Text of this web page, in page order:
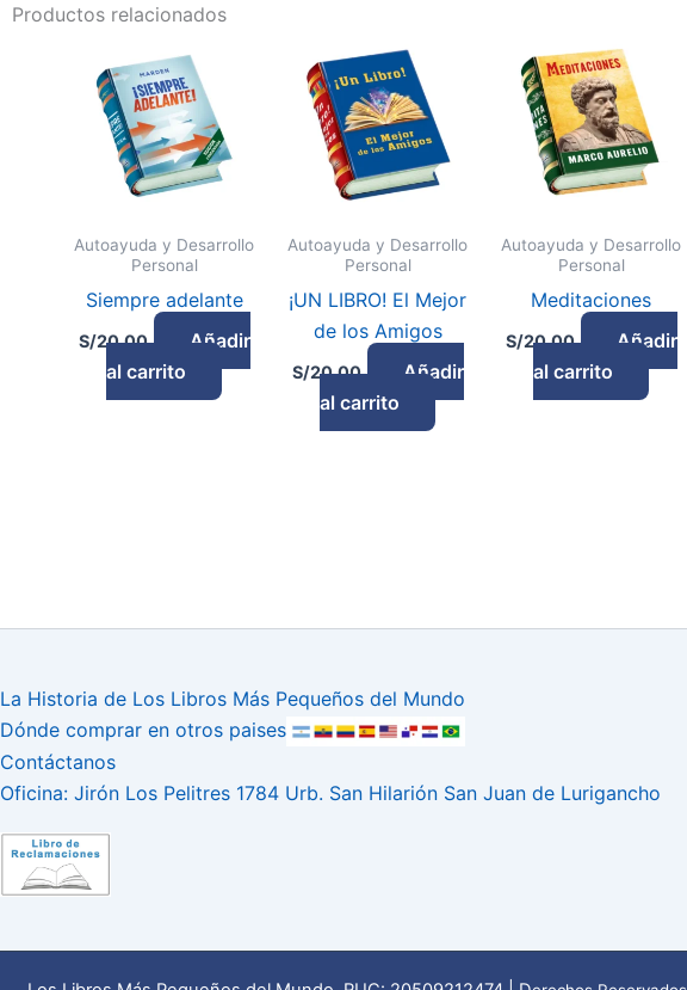
Productos relacionados
Autoayuda y Desarrollo
Personal
Siempre adelante
S/20.00
Añadir
al carrito
Autoayuda y Desarrollo
Personal
¡UN LIBRO! El Mejor
de los Amigos
S/20.00
Añadir
al carrito
Autoayuda y Desarrollo
Personal
Meditaciones
S/20.00
Añadir
al carrito
La Historia de Los Libros Más Pequeños del Mundo
Dónde comprar en otros paises
Contáctanos
Oficina: Jirón Los Pelitres 1784 Urb. San Hilarión San Juan de Lurigancho